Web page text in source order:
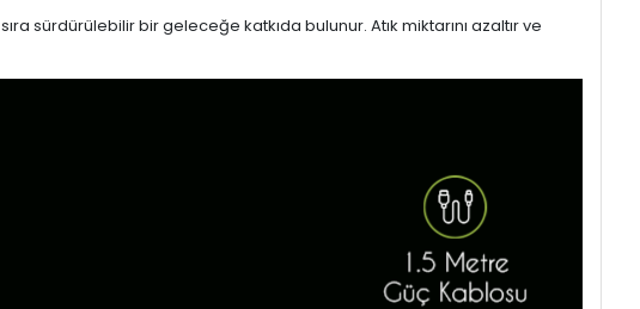
sürdürülebilir bir geleceğe katkıda bulunur. Atık miktarını azaltır ve